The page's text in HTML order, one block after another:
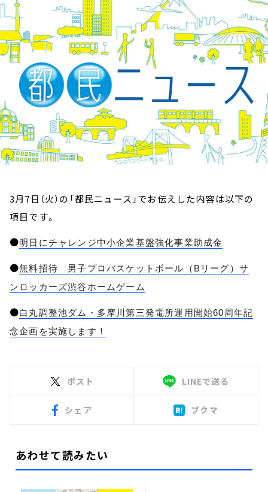
イベント・グッズ
YouTube
会社情報
3月7日（火）の「都民ニュース」でお伝えした内容は以下の
項目です。
●明日にチャレンジ中小企業基盤強化事業助成金
●無料招待 男子プロバスケットボール（Bリーグ）サ
ンロッカーズ渋谷ホームゲーム
●白丸調整池ダム・多摩川第三発電所運用開始60周年記
念企画を実施します！
ポスト LINEで送る
シェア ブクマ
あわせて読みたい